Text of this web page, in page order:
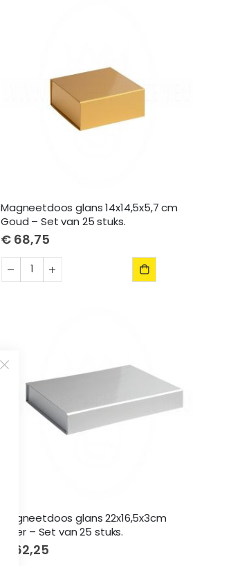
Magneetdoos glans 14x14,5x5,7 cm
Goud – Set van 25 stuks.
€ 68,75
Magneetdoos glans 22x16,5x3cm
Zilver – Set van 25 stuks.
€ 62,25